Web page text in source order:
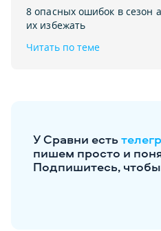
8 опасных ошибок в сезон
их избежать
Читать по теме
У Сравни есть
пишем просто и
Подпишитесь,